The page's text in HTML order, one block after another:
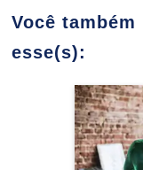
CAMILLA DE
ÉLIDA
Você
esse(s):